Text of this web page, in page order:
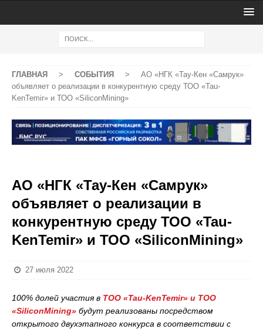
ГЛАВНАЯ > СОБЫТИЯ >
АО «НГК «Тау-Кен «Самрук»
объявляет о реализации в конкурентную среду ТОО «Tau-
KenTemir» и ТОО «SiliconMining»
АО «НГК «Тау-Кен «Самрук»
объявляет о реализации в
конкурентную среду ТОО «Tau-
KenTemir» и ТОО «SiliconMining»
27 июля 2022
100% долей участия в ТОО «Tau-KenTemir» и ТОО
«SiliconMining» будут реализованы посредством
открытого двухэтапного конкурса в соответствии с